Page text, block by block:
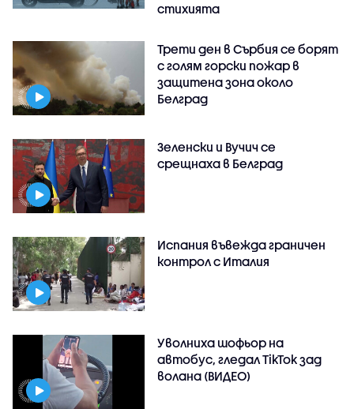
стихията
Трети ден в Сърбия се борят
с голям горски пожар в
защитена зона около
Белград
Зеленски и Вучич се
срещнаха в Белград
Испания въвежда граничен
контрол с Италия
Уволниха шофьор на
автобус, гледал TikTok зад
волана (ВИДЕО)